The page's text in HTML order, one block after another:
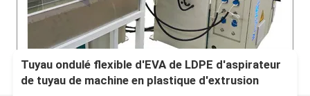
Tuyau ondulé flexible d'EVA de LDPE d'aspirateur
de tuyau de machine en plastique d'extrusion